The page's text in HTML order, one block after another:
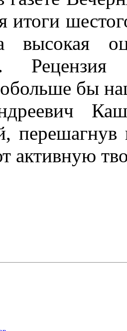
итоги
высокая
Рецензия
бы
перешагнув
активную